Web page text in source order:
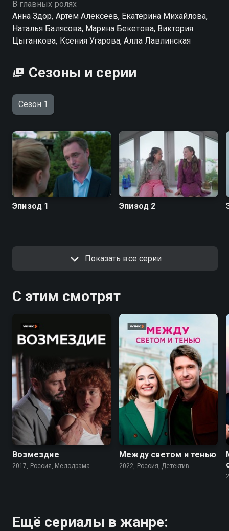
В главных ролях
Анна Здор, Артем Алексеев, Екатерина Михайлова,
Наталья Балясова, Марина Бекетова, Виктория
Цыганкова, Ксения Угарова, Алла Лавлинская
Сезоны и серии
Сезон 1
Эпизод 1 Эпизод 2
Показать все серии
С этим смотрят
6.3
Возмездие
2017, Россия, Мелодрама
6.9
Между светом и тенью
2022, Россия, Детектив
Ещё сериалы в жанре: